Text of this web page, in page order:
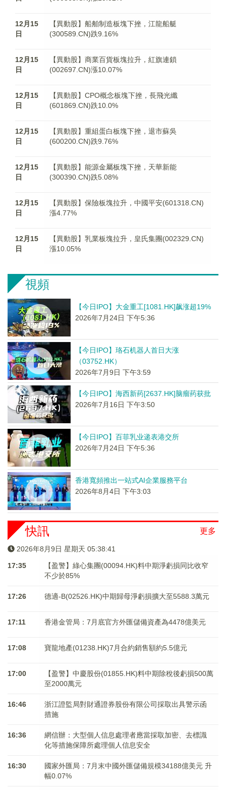
12月15
日
【異動股】船舶制造板塊下挫，江龍船艇
(300589.CN)跌9.16%
12月15
日
【異動股】商業百貨板塊拉升，紅旗連鎖
(002697.CN)漲10.07%
12月15
日
【異動股】CPO概念板塊下挫，長飛光纖
(601869.CN)跌10.0%
12月15
日
【異動股】重組蛋白板塊下挫，退市蘇吳
(600200.CN)跌9.76%
12月15
日
【異動股】能源金屬板塊下挫，天華新能
(300390.CN)跌5.08%
12月15
日
【異動股】保險板塊拉升，中國平安(601318.CN)
漲4.77%
12月15
日
【異動股】乳業板塊拉升，皇氏集團(002329.CN)
漲10.05%
視頻
【今日IPO】大金重工[1081.HK]飙涨超19%
2026年7月24日 下午5:36
【今日IPO】珞石机器人首日大涨
（03752.HK）
2026年7月9日 下午3:59
【今日IPO】海西新药[2637.HK]脑瘤药获批
2026年7月16日 下午3:50
【今日IPO】百菲乳业递表港交所
2026年7月24日 下午5:36
香港寬頻推出一站式AI企業服務平台
2026年8月4日 下午3:03
更多
快訊
2026年8月9日 星期天 05:38:42
17:35
【盈警】綠心集團(00094.HK)料中期淨虧損同比收窄
不少於85%
17:26 德適-B(02526.HK)中期歸母淨虧損擴大至5588.3萬元
17:11 香港金管局：7月底官方外匯儲備資產為4478億美元
17:08 寶龍地產(01238.HK)7月合約銷售額約5.5億元
17:00
【盈警】中慶股份(01855.HK)料中期除稅後虧損500萬
至2000萬元
16:46
浙江證監局對財通證券股份有限公司採取出具警示函
措施
16:36
網信辦：大型個人信息處理者應當採取加密、去標識
化等措施保障所處理個人信息安全
16:30
國家外匯局：7月末中國外匯儲備規模34188億美元 升
幅0.07%